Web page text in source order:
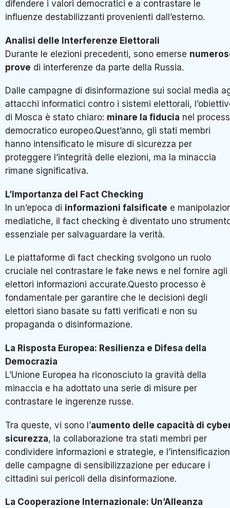
difendere i valori democratici e a contrastare le
influenze destabilizzanti provenienti dall’esterno.
Analisi delle Interferenze Elettorali
Durante le elezioni precedenti, sono emerse
prove di interferenze da parte della Russia.
Dalle campagne di disinformazione sui social media
attacchi informatici contro i sistemi elettorali,
di Mosca è stato chiaro: minare la fiducia nel
democratico europeo.Quest’anno, gli stati membri
hanno intensificato le misure di sicurezza per
proteggere l’integrità delle elezioni, ma la minaccia
rimane significativa.
L’Importanza del Fact Checking
In un’epoca di informazioni falsificate e
mediatiche, il fact checking è diventato uno
essenziale per salvaguardare la verità.
Le piattaforme di fact checking svolgono un ruolo
cruciale nel contrastare le fake news e nel fornire agli
elettori informazioni accurate.Questo processo è
fondamentale per garantire che le decisioni degli
elettori siano basate su fatti verificati e non su
propaganda o disinformazione.
La Risposta Europea: Resilienza e Difesa della
Democrazia
L’Unione Europea ha riconosciuto la gravità della
minaccia e ha adottato una serie di misure per
contrastare le ingerenze russe.
Tra queste, vi sono l’aumento delle capacità di
sicurezza, la collaborazione tra stati membri per
condividere informazioni e strategie, e
delle campagne di sensibilizzazione per educare i
cittadini sui pericoli della disinformazione.
La Cooperazione Internazionale: Un’Alleanza